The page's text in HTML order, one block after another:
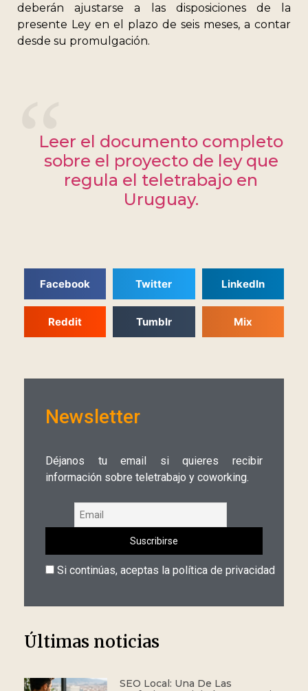
deberán ajustarse a las disposiciones de la
presente Ley en el plazo de seis meses, a contar
desde su promulgación.
Leer el documento completo
sobre el proyecto de ley que
regula el teletrabajo en
Uruguay.
Facebook Twitter LinkedIn
Reddit Tumblr Mix
Newsletter
Déjanos tu email si quieres recibir
información sobre teletrabajo y coworking.
Si continúas, aceptas la política de privacidad
Últimas noticias
SEO Local: Una De Las